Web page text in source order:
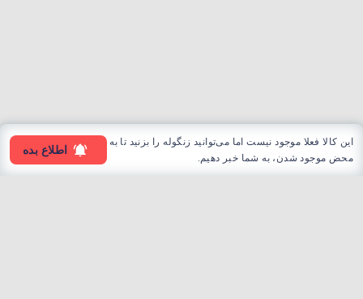
این کالا فعلا موجود نیست اما می‌توانید زنگوله را بزنید تا به
محض موجود شدن، به شما خبر دهیم.
اطلاع بده